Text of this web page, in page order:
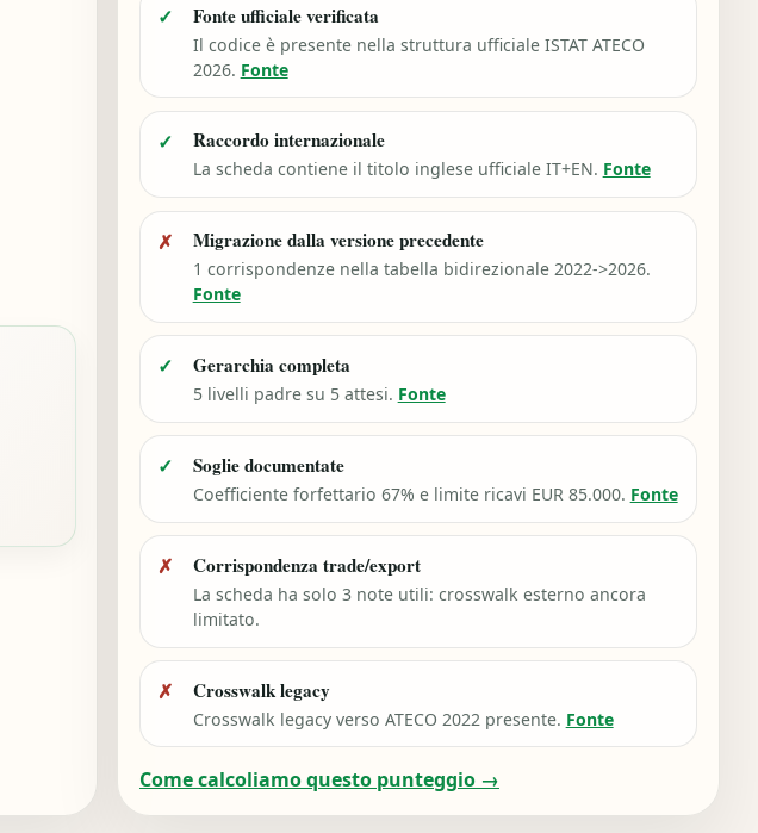
✓ Fonte ufficiale verificata
Il codice è presente nella struttura ufficiale ISTAT ATECO
2026. Fonte
✓ Raccordo internazionale
La scheda contiene il titolo inglese ufficiale IT+EN. Fonte
✗ Migrazione dalla versione precedente
1 corrispondenze nella tabella bidirezionale 2022->2026.
Fonte
✓ Gerarchia completa
5 livelli padre su 5 attesi. Fonte
✓ Soglie documentate
Coefficiente forfettario 67% e limite ricavi EUR 85.000. Fonte
✗ Corrispondenza trade/export
La scheda ha solo 3 note utili: crosswalk esterno ancora
limitato.
✗ Crosswalk legacy
Crosswalk legacy verso ATECO 2022 presente. Fonte
Come calcoliamo questo punteggio →